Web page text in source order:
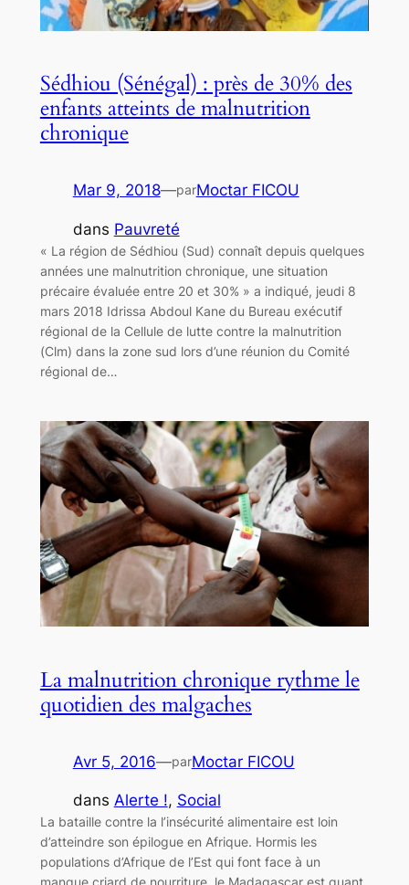
Sédhiou (Sénégal) : près de 30% des
enfants atteints de malnutrition
chronique
Mar 9, 2018—parMoctar FICOU
dans Pauvreté
« La région de Sédhiou (Sud) connaît depuis quelques
années une malnutrition chronique, une situation
précaire évaluée entre 20 et 30% » a indiqué, jeudi 8
mars 2018 Idrissa Abdoul Kane du Bureau exécutif
régional de la Cellule de lutte contre la malnutrition
(Clm) dans la zone sud lors d’une réunion du Comité
régional de…
La malnutrition chronique rythme le
quotidien des malgaches
Avr 5, 2016—parMoctar FICOU
dans Alerte !, Social
La bataille contre la l’insécurité alimentaire est loin
d’atteindre son épilogue en Afrique. Hormis les
populations d’Afrique de l’Est qui font face à un